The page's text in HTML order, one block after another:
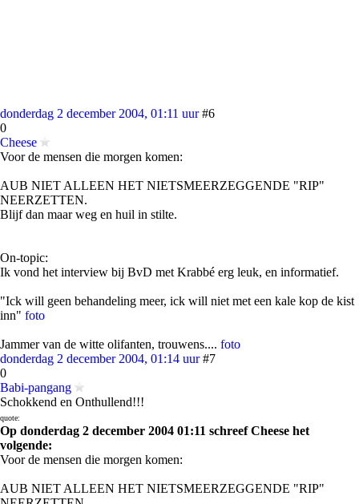
donderdag 2 december 2004, 01:11 uur #6
0
Cheese
Voor de mensen die morgen komen:
AUB NIET ALLEEN HET NIETSMEERZEGGENDE "RIP"
NEERZETTEN.
Blijf dan maar weg en huil in stilte.
On-topic:
Ik vond het interview bij BvD met Krabbé erg leuk, en informatief.
"Ick will geen behandeling meer, ick will niet met een kale kop de kist
inn" foto
Jammer van de witte olifanten, trouwens.... foto
donderdag 2 december 2004, 01:14 uur #7
0
Babi-pangang
Schokkend en Onthullend!!!
quote:
Op donderdag 2 december 2004 01:11 schreef Cheese het
volgende:
Voor de mensen die morgen komen:
AUB NIET ALLEEN HET NIETSMEERZEGGENDE "RIP"